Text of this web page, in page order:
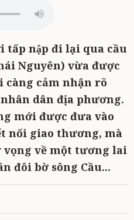
nập đi lại qua cầu
Nguyên) vừa được
cảm nhận rõ
dân địa phương.
mới được đưa vào
nối giao thương, mà
vọng về một tương lai
đôi bờ sông Cầu...